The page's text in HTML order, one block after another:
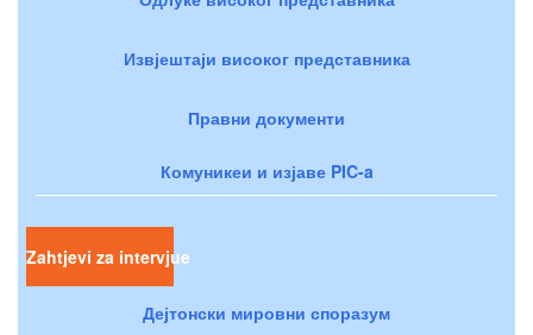
Извјештаји високог представника
Правни документи
Комуникеи и изјаве PIC-a
Zahtjevi za intervjue
Дејтонски мировни споразум